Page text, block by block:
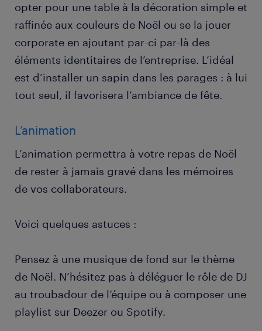
opter pour une table à la décoration simple et
raffinée aux couleurs de Noël ou se la jouer
corporate en ajoutant par-ci par-là des
éléments identitaires de l’entreprise. L’idéal
est d’installer un sapin dans les parages : à lui
tout seul, il favorisera l’ambiance de fête.
L’animation
L’animation permettra à votre repas de Noël
de rester à jamais gravé dans les mémoires
de vos collaborateurs.
Voici quelques astuces :
Pensez à une musique de fond sur le thème
de Noël. N’hésitez pas à déléguer le rôle de DJ
au troubadour de l’équipe ou à composer une
playlist sur Deezer ou Spotify.